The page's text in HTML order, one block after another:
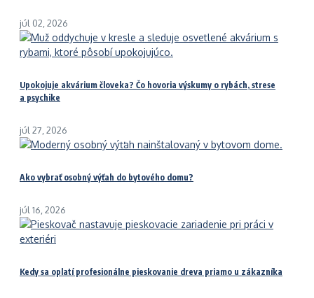
júl 02, 2026
Upokojuje akvárium človeka? Čo hovoria výskumy o rybách, strese
a psychike
júl 27, 2026
Ako vybrať osobný výťah do bytového domu?
júl 16, 2026
Kedy sa oplatí profesionálne pieskovanie dreva priamo u zákazníka